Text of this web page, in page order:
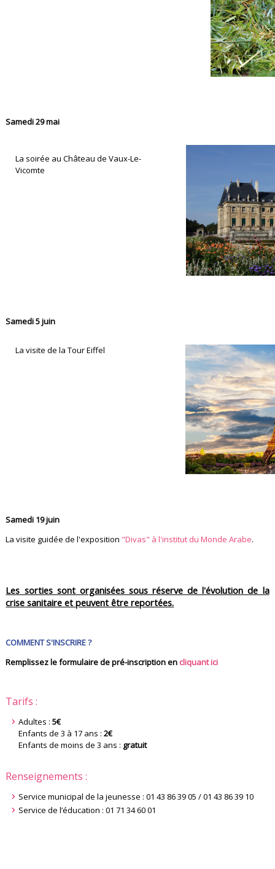
Samedi 29 mai
La soirée au Château de Vaux-Le-
Vicomte
Samedi 5 juin
La visite de la Tour Eiffel
Samedi 19 juin
La visite guidée de l'exposition "Divas" à l'institut du Monde Arabe.
Les sorties sont organisées sous réserve de l'évolution de la
crise sanitaire et peuvent être reportées.
COMMENT S'INSCRIRE ?
Remplissez le formulaire de pré-inscription en cliquant ici
Tarifs :
Adultes :5€
Enfants de 3 à 17 ans :2€
Enfants de moins de 3 ans : gratuit
Renseignements :
Service municipal de la jeunesse : 01 43 86 39 05 / 01 43 86 39 10
Service de l’éducation : 01 71 34 60 01